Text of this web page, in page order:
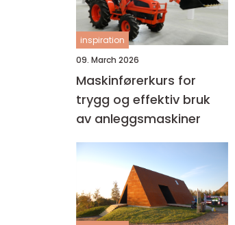
inspiration
09. March 2026
Maskinførerkurs for
trygg og effektiv bruk
av anleggsmaskiner